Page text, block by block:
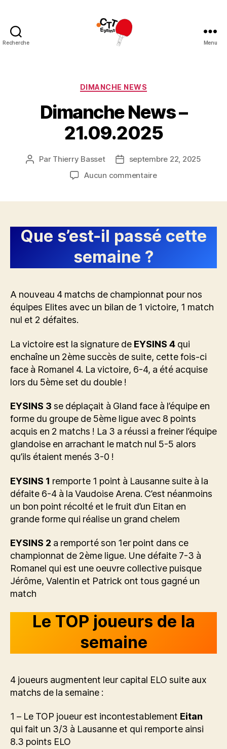
Recherche Menu
Catégories
DIMANCHE NEWS
Dimanche News –
21.09.2025
Auteur
Par Thierry Basset
Dateseptembre 22, 2025
Aucun commentairesur
Que s’est-il passé cette
semaine ?
A nouveau 4 matchs de championnat pour nos
équipes Elites avec un bilan de 1 victoire, 1 match
nul et 2 défaites.
La victoire est la signature de EYSINS 4 qui
enchaîne un 2ème succès de suite, cette fois-ci
face à Romanel 4. La victoire, 6-4, a été acquise
lors du 5ème set du double !
EYSINS 3 se déplaçait à Gland face à l’équipe en
forme du groupe de 5ème ligue avec 8 points
acquis en 2 matchs ! La 3 a réussi a freiner l’équipe
glandoise en arrachant le match nul 5-5 alors
qu’ils étaient menés 3-0 !
EYSINS 1 remporte 1 point à Lausanne suite à la
défaite 6-4 à la Vaudoise Arena. C’est néanmoins
un bon point récolté et le fruit d’un Eitan en
grande forme qui réalise un grand chelem
EYSINS 2 a remporté son 1er point dans ce
championnat de 2ème ligue. Une défaite 7-3 à
Romanel qui est une oeuvre collective puisque
Jérôme, Valentin et Patrick ont tous gagné un
match
Le TOP joueurs de la
semaine
4 joueurs augmentent leur capital ELO suite aux
matchs de la semaine :
1 – Le TOP joueur est incontestablement Eitan
qui fait un 3/3 à Lausanne et qui remporte ainsi
8.3 points ELO